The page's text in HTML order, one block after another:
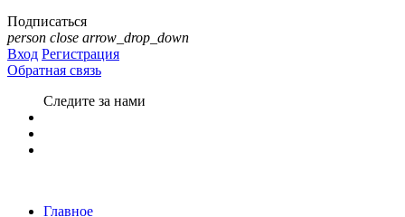
Подписаться
person close arrow_drop_down
Вход Регистрация
Обратная связь
Следите за нами
Главное